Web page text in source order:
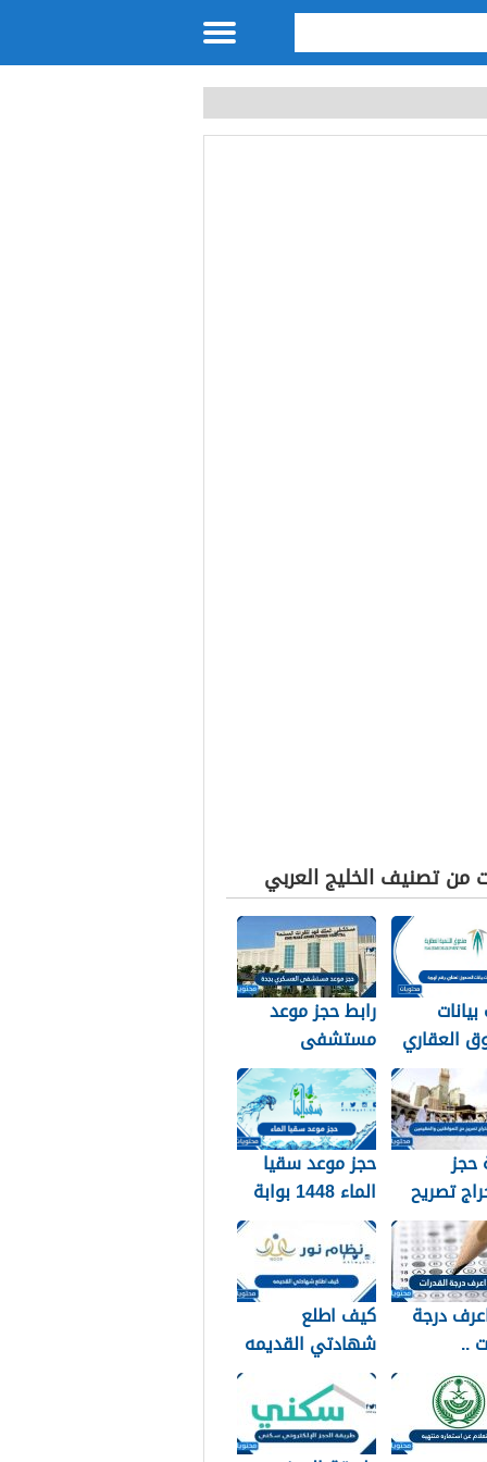
من تصنيف الخليج العربي
العقاري
برقم الهوية 1448
والخطوات
رابط حجز موعد
مستشفى
العسكري بجدة
1448
حجز
تصريح
1448
حجز موعد سقيا
الماء 1448 بوابة
المواطن
درجة
..
عن نتائج
كيف اطلع
شهادتي القديمه
عبر نظام نور 1448